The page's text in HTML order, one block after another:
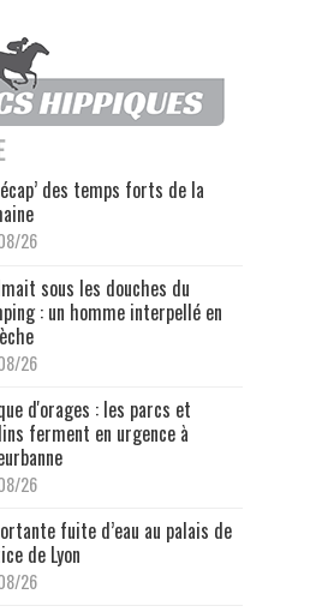
des temps forts de la
26
sous les douches du
: un homme interpellé en
26
d'orages : les parcs et
ferment en urgence à
26
fuite d’eau au palais de
de Lyon
26